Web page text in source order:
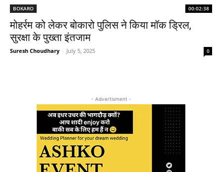
BOKARO 00:02:38
मोहर्रम को लेकर बोकारो पुलिस ने किया मॉक ड्रिल,
सुरक्षा के पुख्ता इंतजाम
Suresh Choudhary - July 5, 2025 0
- Advertisment -